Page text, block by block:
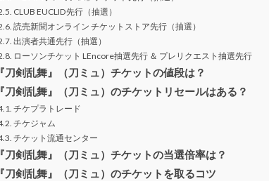
CLUB EUCLID先行（抽選）
読売新聞オンライン チケットストア先行（抽選）
出演者共通先行（抽選）
ローソンチケット LEncore抽選先行 ＆ プレリクエスト抽選先行
『刀剣乱舞』（刀ミュ）チケットの値段は？
『刀剣乱舞』（刀ミュ）のチケットリセールはある？
チケプラトレード
チケジャム
チケット流通センター
『刀剣乱舞』（刀ミュ）チケットの当選倍率は？
『刀剣乱舞』（刀ミュ）のチケットを取るコツ